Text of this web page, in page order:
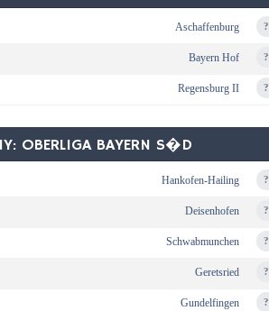
Aschaffenburg ?
Bayern Hof ?
Regensburg II ?
OBERLIGA BAYERN S�D
Hankofen-Hailing ?
Deisenhofen ?
Schwabmunchen ?
Geretsried ?
Gundelfingen ?